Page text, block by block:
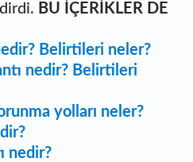
BU İÇERİKLER DE
Belirtileri neler?
nedir? Belirtileri
yolları neler?
nedir?